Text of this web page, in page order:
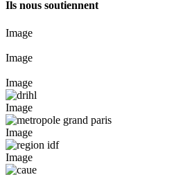
Ils nous soutiennent
Image
Image
Image
Image
Image
Image